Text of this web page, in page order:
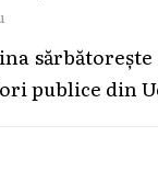
publice din